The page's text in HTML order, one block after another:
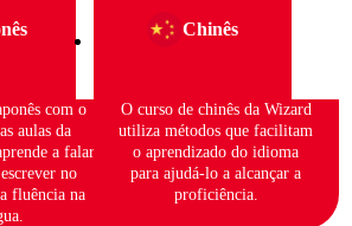
com o
aulas da
a falar,
no
fluência na
Chinês
O curso de chinês da Wizard
utiliza métodos que facilitam
o aprendizado do idioma
para ajudá-lo a alcançar a
proficiência.